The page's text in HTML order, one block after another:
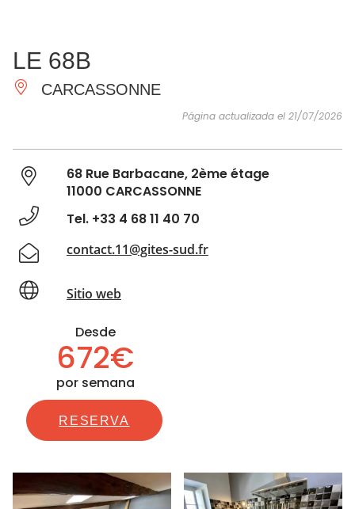
IMPRESCINDIBLES
LE 68B
CARCASSONNE
Página actualizada el 21/07/2026
68 Rue Barbacane, 2ème étage
11000 CARCASSONNE
Tel. +33 4 68 11 40 70
contact.11@gites-sud.fr
Sitio web
Desde
672€
por semana
RESERVA